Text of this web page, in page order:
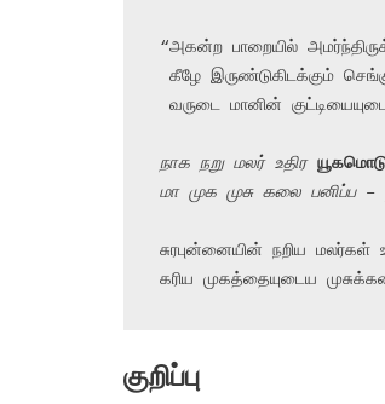
“அகன்ற பாறையில்
நாக நறு மலர் உதிர
மா முக முசு கலை பனிப்ப –
சுரபுன்னையின் நறிய மலர்கள்
கரிய முகத்தையுடைய
குறிப்பு